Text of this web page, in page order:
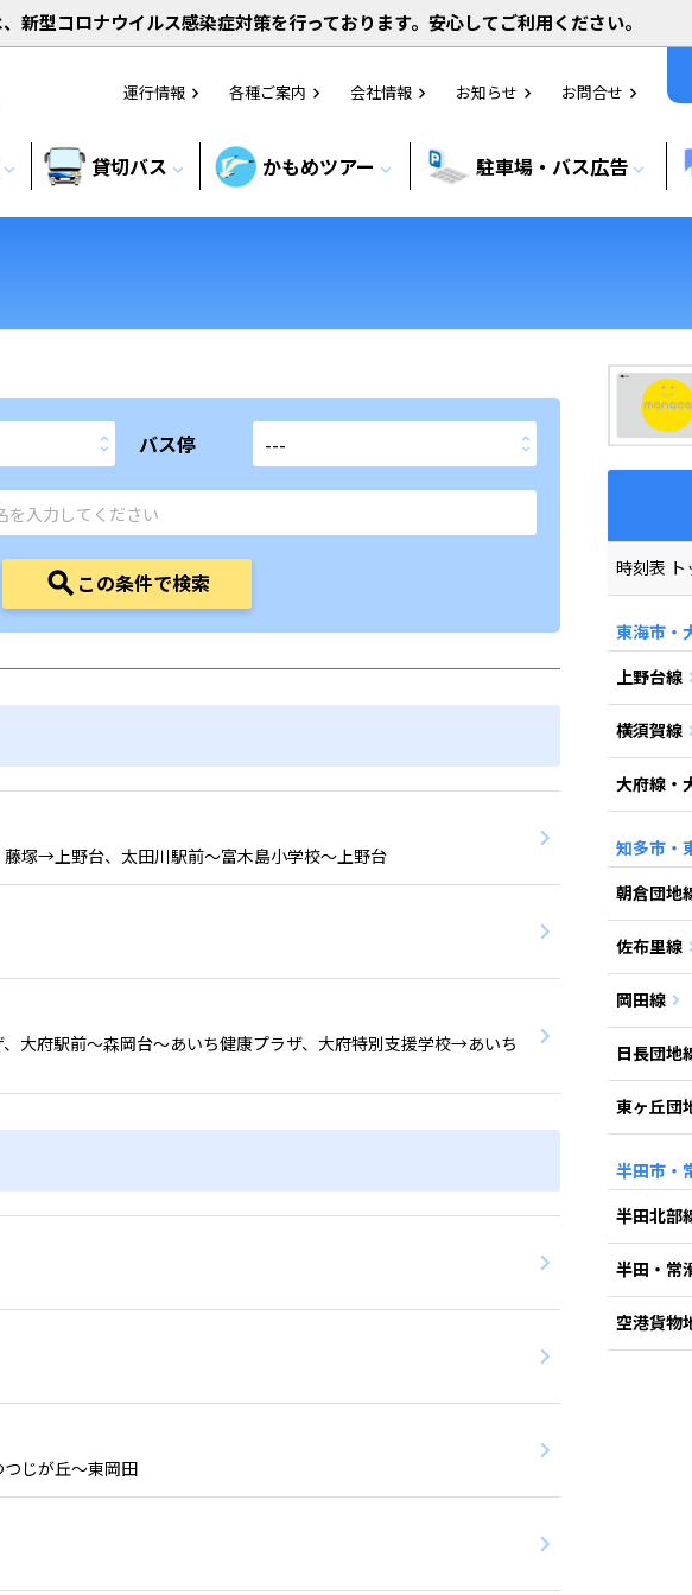
新型コロナウイルス感染症対策を行っております。安心してご利用ください。
運行情報 chevron_right 各種ご案内 chevron_right 会社情報 chevron_right お知らせ chevron_right お問合せ chevron_right
expand_more 貸切バス expand_more かもめツアー expand_more 駐車場・バス広告expand_more
バス停
この条件で検索
塚→上野台、太田川駅前〜富木島小学校〜上野台
大府駅前〜森岡台〜あいち健康プラザ、大府特別支援学校→あいち
じが丘〜東岡田
時刻表 ト
東海市・
上野台線
横須賀線
大府線・
知多市・
朝倉団地
佐布里線
岡田線
日長団地
東ヶ丘団
半田市・
半田北部
半田・常
空港貨物